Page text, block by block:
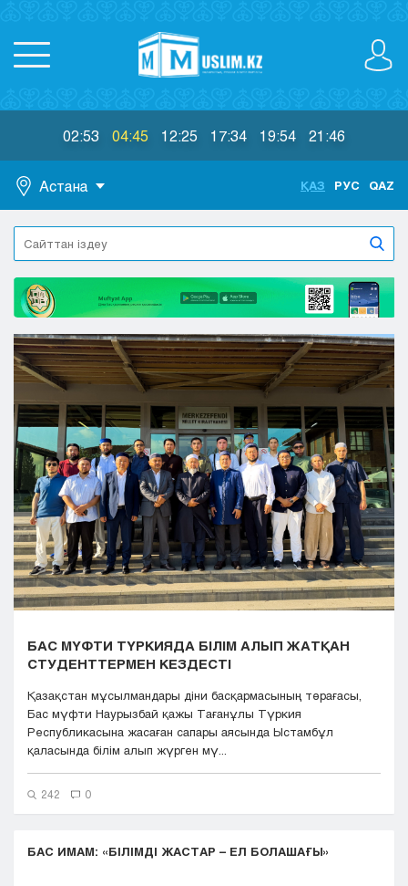
02:53 04:45 12:25 17:34 19:54 21:46
Астана
Астана
Алматы
Актобе
Атырау
Жезказган
Караганда
Кокшетау
Костанай
Кызылорда
Павлодар
Петропавловск
Семей
Талдыкорган
Тараз
Туркестан
Уральск
Усть-Каменогорск
ҚАЗ РУС QAZ
БАС МҮФТИ ТҮРКИЯДА БІЛІМ АЛЫП ЖАТҚАН
СТУДЕНТТЕРМЕН КЕЗДЕСТІ
Қазақстан мұсылмандары діни басқармасының төрағасы,
Бас мүфти Наурызбай қажы Тағанұлы Түркия
Республикасына жасаған сапары аясында Ыстамбұл
қаласында білім алып жүрген мү...
242 0
БАС ИМАМ: «БІЛІМДІ ЖАСТАР – ЕЛ БОЛАШАҒЫ»